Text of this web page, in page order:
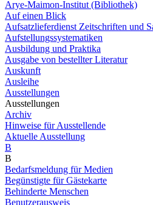
Arye-Maimon-Institut (Bibliothek)
Auf einen Blick
Aufsatzlieferdienst Zeitschriften und
Aufstellungssystematiken
Ausbildung und Praktika
Ausgabe von bestellter Literatur
Auskunft
Ausleihe
Ausstellungen
Ausstellungen
Archiv
Hinweise für Ausstellende
Aktuelle Ausstellung
B
B
Bedarfsmeldung für Medien
Begünstigte für Gästekarte
Behinderte Menschen
Benutzerausweis